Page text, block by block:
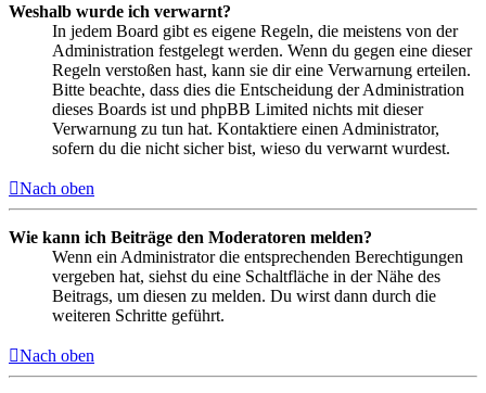
Weshalb wurde ich verwarnt?
In jedem Board gibt es eigene Regeln, die meistens von der
Administration festgelegt werden. Wenn du gegen eine dieser
Regeln verstoßen hast, kann sie dir eine Verwarnung erteilen.
Bitte beachte, dass dies die Entscheidung der Administration
dieses Boards ist und phpBB Limited nichts mit dieser
Verwarnung zu tun hat. Kontaktiere einen Administrator,
sofern du die nicht sicher bist, wieso du verwarnt wurdest.
Nach oben
Wie kann ich Beiträge den Moderatoren melden?
Wenn ein Administrator die entsprechenden Berechtigungen
vergeben hat, siehst du eine Schaltfläche in der Nähe des
Beitrags, um diesen zu melden. Du wirst dann durch die
weiteren Schritte geführt.
Nach oben